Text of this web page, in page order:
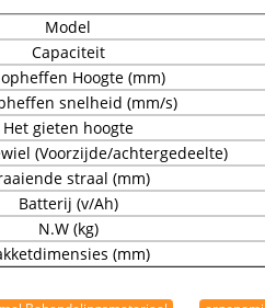
Model
Capaciteit
Hoogte (mm)
snelheid (mm/s)
Het gieten hoogte
(Voorzijde/achtergedeelte)
straal (mm)
Batterij (v/Ah)
N.W (kg)
(mm)